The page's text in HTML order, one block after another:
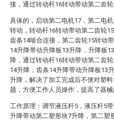
接，通过转动杆16转动带动第二齿轮
具体的，启动第二电机17，第二电
转动，转动杆16转动带动第二齿轮
齿条14啮合连接，第二齿轮15转动
14升降带动升降板13升降，升降板
降，通过转动杆16转动带动第二齿
14升降，齿条14升降带动升降板13
升降，解决了加工完成后不便对塑
题，方便工作人员操作，提高了器械
工作原理：调节液压杆5，液压杆5
升降带动第二塑形块7升降，第二塑